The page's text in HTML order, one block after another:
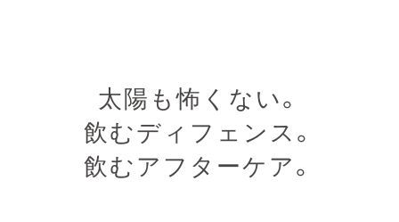
太陽も怖くない。
飲むディフェンス。
飲むアフターケア。